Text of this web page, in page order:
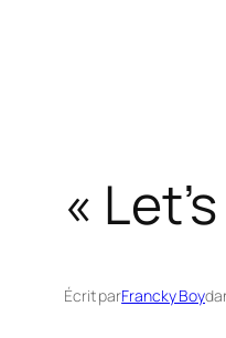
«
Écrit parFrancky Boy